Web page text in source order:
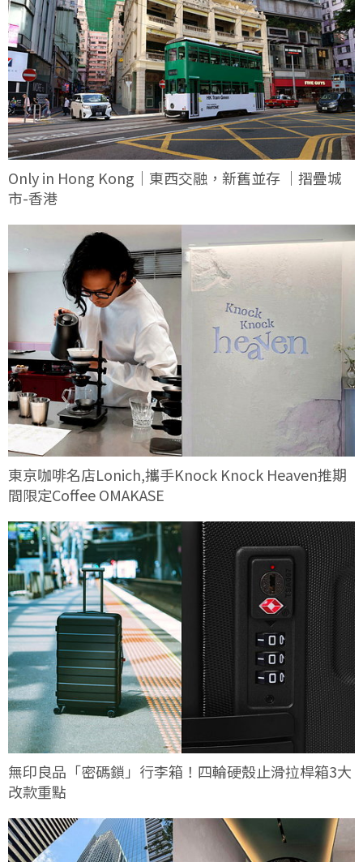
Only in Hong Kong｜東西交融，新舊並存 ｜摺疊城
市-香港
東京咖啡名店Lonich,攜手Knock Knock Heaven推期
間限定Coffee OMAKASE
無印良品「密碼鎖」行李箱！四輪硬殼止滑拉桿箱3大
改款重點